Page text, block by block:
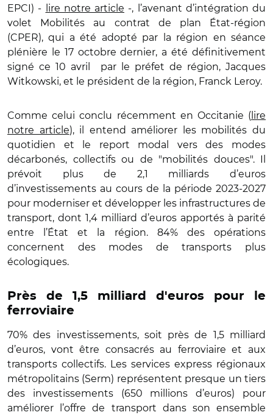
EPCI) -
lire notre article -, l’avenant d’intégration du
volet Mobilités au contrat de plan État-région
(CPER), qui a été adopté par la région en séance
plénière le 17 octobre dernier, a été définitivement
signé ce 10 avril par le préfet de région, Jacques
Witkowski, et le président de la région, Franck Leroy.
Comme celui conclu récemment en Occitanie ( lire
notre article), il entend améliorer les mobilités du
quotidien et le report modal vers des modes
décarbonés, collectifs ou de "mobilités douces". Il
prévoit plus de 2,1 milliards d’euros
d’investissements au cours de la période 2023-2027
pour moderniser et développer les infrastructures de
transport, dont 1,4 milliard d’euros apportés à parité
entre l’État et la région. 84% des opérations
concernent des modes de transports plus
écologiques.
Près de 1,5 milliard d'euros pour le
ferroviaire
70% des investissements, soit près de 1,5 milliard
d’euros, vont être consacrés au ferroviaire et aux
transports collectifs. Les services express régionaux
métropolitains (Serm) représentent presque un tiers
des investissements (650 millions d’euros) pour
améliorer l’offre de transport dans son ensemble